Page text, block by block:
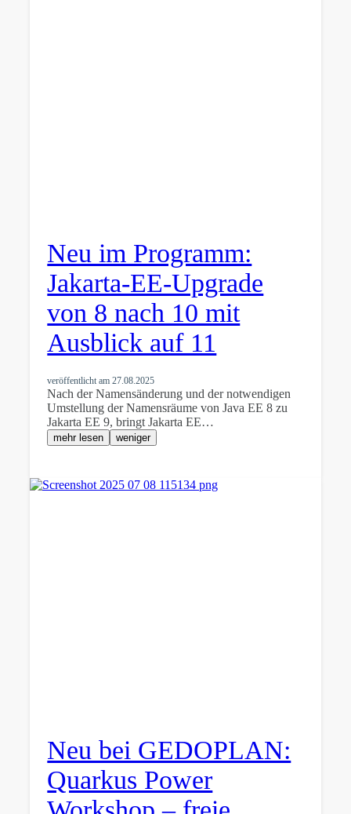
Neu im Programm:
Jakarta-EE-Upgrade
von 8 nach 10 mit
Ausblick auf 11
veröffentlicht am27.08.2025
Nach der Namensänderung und der notwendigen
Umstellung der Namensräume von Java EE 8 zu
Jakarta EE 9, bringt Jakarta EE…
mehr lesen weniger
Neu bei GEDOPLAN:
Quarkus Power